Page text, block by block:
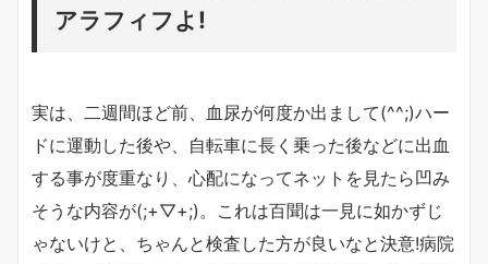
アラフィフよ!
実は、二週間ほど前、血尿が何度か出まして(^^;)ハー
ドに運動した後や、自転車に長く乗った後などに出血
する事が度重なり、心配になってネットを見たら凹み
そうな内容が(;+▽+;)。これは百聞は一見に如かずじ
ゃないけと、ちゃんと検査した方が良いなと決意!病院